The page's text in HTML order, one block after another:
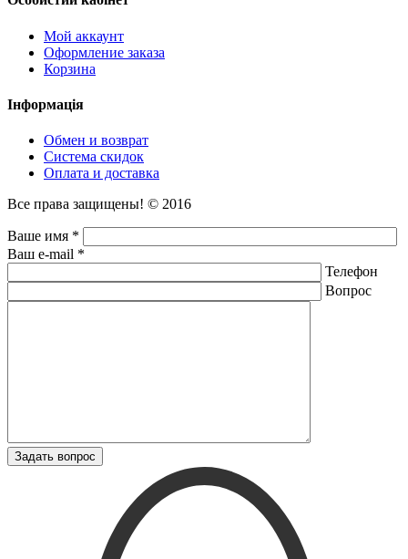
Мой аккаунт
Оформление заказа
Корзина
Інформація
Обмен и возврат
Система скидок
Оплата и доставка
Все права защищены! © 2016
Ваше имя *
Ваш e-mail *
Телефон
Вопрос